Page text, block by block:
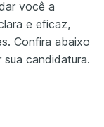
você a
e eficaz,
Confira abaixo
candidatura.